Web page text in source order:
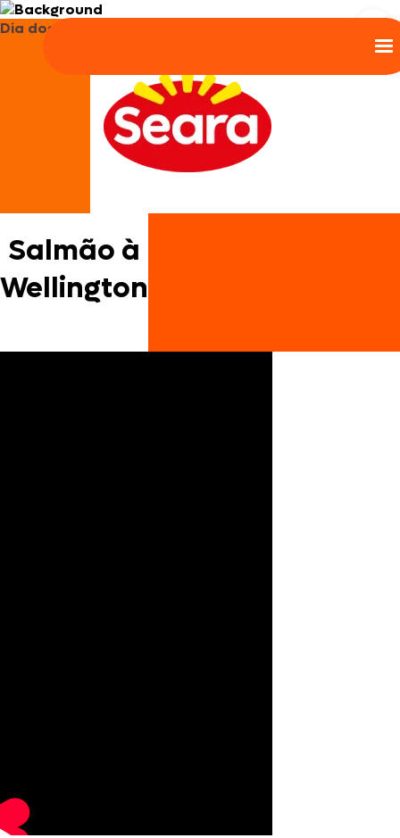
Dia dos Pais
Salmão à
Wellington